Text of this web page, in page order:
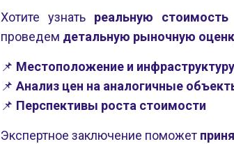
Хотите узнать реальную стоимость
проведем детальную рыночную
📌 Местоположение и инфраструктуру
📌 Анализ цен на аналогичные
📌 Перспективы роста стоимости
Экспертное заключение поможет